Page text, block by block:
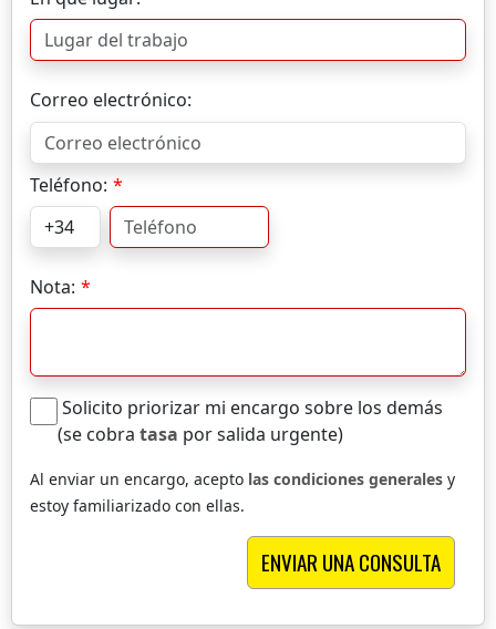
Correo electrónico:
Teléfono:
Nota:
Solicito priorizar mi encargo sobre los demás
(se cobra tasa por salida urgente)
Al enviar un encargo, acepto las condiciones generales y
estoy familiarizado con ellas.